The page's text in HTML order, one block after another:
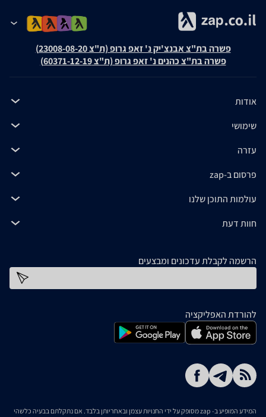
פשרה בת"צ אבנצ'יק נ' זאפ גרופ (ת"צ 23008-08-20)
פשרה בת"צ כהנים נ' זאפ גרופ (ת"צ 60371-12-19)
אודות
שימושי
עזרה
פרסום ב-zap
עולמות התוכן שלנו
חוות דעת
הרשמה לקבלת עדכונים ומבצעים
להורדת האפליקציה
המידע המופיע ב- zap מסופק על ידי החנויות עצמן ובאחריותן בלבד. אם נתקלתם בבעיה כלשהי